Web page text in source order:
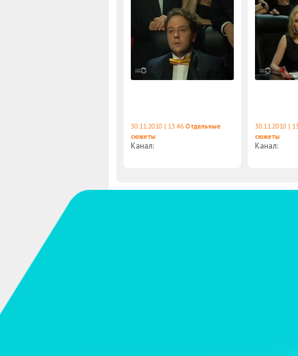
30.11.2010 | 13:46 Отдельные
сюжеты
Канал:
30.11.2010 |
сюжеты
Канал: